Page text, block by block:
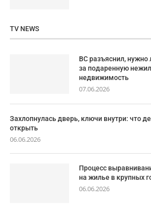
TV NEWS
ВС разъяснил, нужно
за подаренную
недвижимость
07.06.2026
Захлопнулась дверь, ключи внутри: что
открыть
06.06.2026
Процесс
на жилье в крупных
06.06.2026